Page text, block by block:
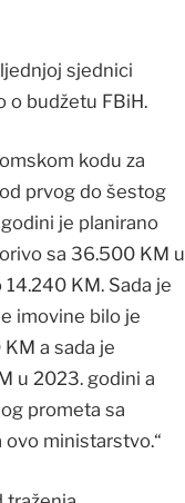
sjednici
o budžetu FBiH.
kodu za
prvog do šestog
je planirano
sa 36.500 KM u
KM. Sada je
imovine bilo je
a sada je
u 2023. godini a
prometa sa
ministarstvo.“